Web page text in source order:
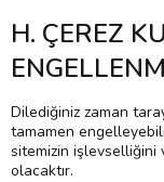
H. ÇEREZ
Dilediğiniz zaman
tamamen
sitemizin işlevselliğini
olacaktır.